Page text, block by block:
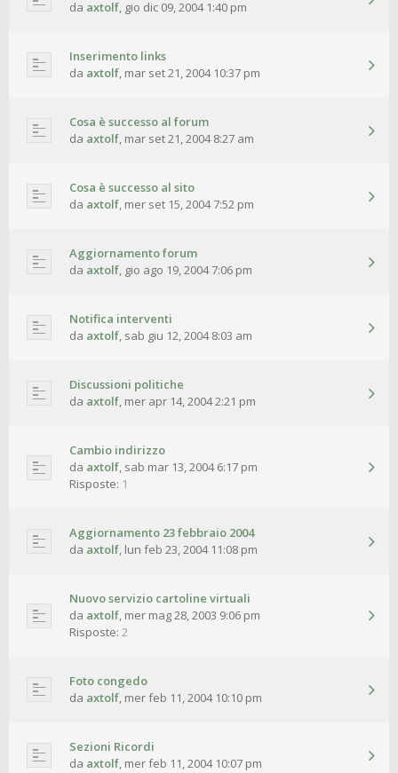
da axtolf, gio dic 09, 2004 1:40 pm
Inserimento links
da axtolf, mar set 21, 2004 10:37 pm
Cosa è successo al forum
da axtolf, mar set 21, 2004 8:27 am
Cosa è successo al sito
da axtolf, mer set 15, 2004 7:52 pm
Aggiornamento forum
da axtolf, gio ago 19, 2004 7:06 pm
Notifica interventi
da axtolf, sab giu 12, 2004 8:03 am
Discussioni politiche
da axtolf, mer apr 14, 2004 2:21 pm
Cambio indirizzo
da axtolf, sab mar 13, 2004 6:17 pm
Risposte: 1
Aggiornamento 23 febbraio 2004
da axtolf, lun feb 23, 2004 11:08 pm
Nuovo servizio cartoline virtuali
da axtolf, mer mag 28, 2003 9:06 pm
Risposte: 2
Foto congedo
da axtolf, mer feb 11, 2004 10:10 pm
Sezioni Ricordi
da axtolf, mer feb 11, 2004 10:07 pm